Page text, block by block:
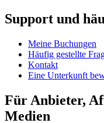
Support und
Meine Buchungen
Häufig gestellte
Kontakt
Eine Unterkunft
Für Anbieter,
Medien